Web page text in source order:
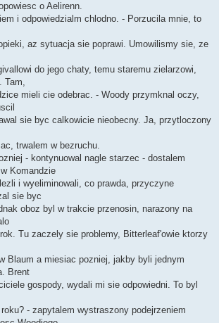
o Aelirenn.
i odpowiedzialm chlodno. - Porzucila mnie, to
az sytuacja sie poprawi. Umowilismy sie, ze
do jego chaty, temu staremu zielarzowi,
Tam,
mieli cie odebrac. - Woody przymknal oczy,
sie byc calkowicie nieobecny. Ja, przytloczony
trwalem w bezruchu.
- kontynuowal nagle starzec - dostalem
Komandzie
i wyeliminowali, co prawda, przyczyne
sie byc
oboz byl w trakcie przenosin, narazony na
Tu zaczely sie problemy, Bitterleaf'owie ktorzy
Blaum a miesiac pozniej, jakby byli jednym
Brent
gospody, wydali mi sie odpowiedni. To byl
- zapytalem wystraszony podejrzeniem